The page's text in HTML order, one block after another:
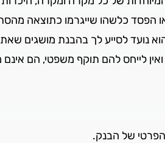
הפסד כלשהו שייגרמו כתוצאה
נועד לסייע לך בהבנת מושגים
לייחס להם תוקף משפטי, הם אינם
הפרטי של הבנק.